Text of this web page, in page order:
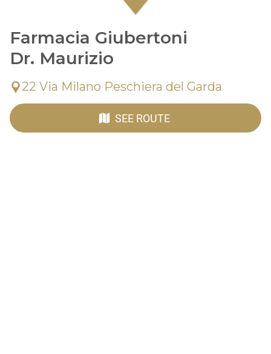
Farmacia Giubertoni
Dr. Maurizio
22 Via Milano Peschiera del Garda
SEE ROUTE